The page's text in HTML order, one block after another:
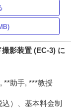
影装置 (EC-3) に
**助手, ***教授
）、基本料金制